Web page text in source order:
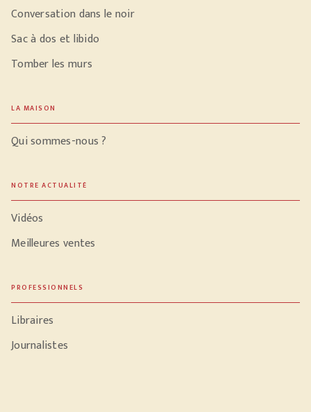
Conversation dans le noir
Sac à dos et libido
Tomber les murs
LA MAISON
Qui sommes-nous ?
NOTRE ACTUALITÉ
Vidéos
Meilleures ventes
PROFESSIONNELS
Libraires
Journalistes